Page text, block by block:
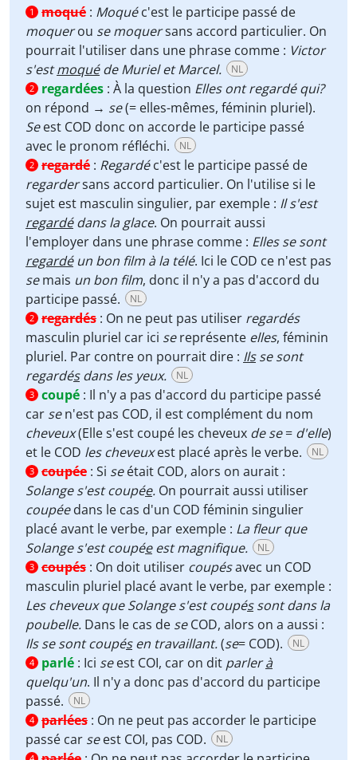
1 moqué : Moquéc'est le participe passé de
moquerou se moquersans accord particulier. On
pourrait l'utiliser dans une phrase comme : Victor
s'estmoquéde Muriel et Marcel. NL
2 regardées : À la question Elles ont regardé qui?
on répond → se(= elles-mêmes, féminin pluriel).
Seest COD donc on accorde le participe passé
avec le pronom réfléchi.
NL
2 regardé : Regardéc'est le participe passé de
regardersans accord particulier. On l'utilise si le
sujet est masculin singulier, par exemple : Il s'est
regardédans la glace. On pourrait aussi
l'employer dans une phrase comme : Elles se sont
regardéun bon film à la télé. Ici le COD ce n'est pas
semais un bon film, donc il n'y a pas d'accord du
participe passé.
NL
2 regardés : On ne peut pas utiliser regardés
masculin pluriel car ici sereprésente elles, féminin
pluriel. Par contre on pourrait dire : Ilsse sont
regardésdans les yeux. NL
3 coupé : Il n'y a pas d'accord du participe passé
car sen'est pas COD, il est complément du nom
cheveux(Elle s'est coupé les cheveux de se= d'elle)
et le COD les cheveuxest placé après le verbe. NL
3 coupée : Si seétait COD, alors on aurait :
Solange s'est coupée. On pourrait aussi utiliser
coupéedans le cas d'un COD féminin singulier
placé avant le verbe, par exemple : La fleur que
Solange s'est coupéeest magnifique. NL
3 coupés : On doit utiliser coupésavec un COD
masculin pluriel placé avant le verbe, par exemple :
Les cheveux que Solange s'est coupéssont dans la
poubelle. Dans le cas de seCOD, alors on a aussi :
Ils se sont coupésen travaillant.(se= COD). NL
4 parlé : Ici seest COI, car on dit parlerà
quelqu'un. Il n'y a donc pas d'accord du participe
passé.
NL
4 parlées : On ne peut pas accorder le participe
passé car seest COI, pas COD. NL